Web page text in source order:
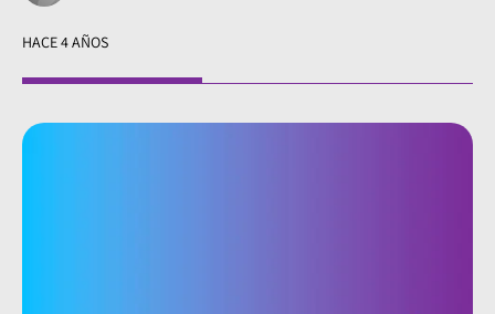
HACE 4 AÑOS